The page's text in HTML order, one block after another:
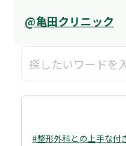
@亀田クリニック
#整形外科との上手な付